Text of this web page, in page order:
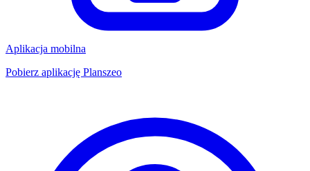
Aplikacja mobilna
Pobierz aplikację Planszeo